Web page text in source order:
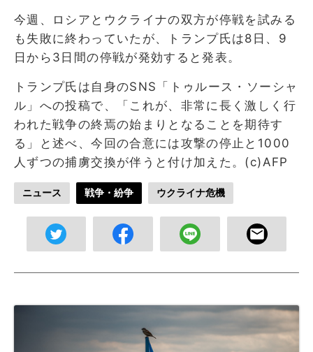
今週、ロシアとウクライナの双方が停戦を試みる
も失敗に終わっていたが、トランプ氏は8日、9
日から3日間の停戦が発効すると発表。
トランプ氏は自身のSNS「トゥルース・ソーシャ
ル」への投稿で、「これが、非常に長く激しく行
われた戦争の終焉の始まりとなることを期待す
る」と述べ、今回の合意には攻撃の停止と1000
人ずつの捕虜交換が伴うと付け加えた。(c)AFP
ニュース 戦争・紛争 ウクライナ危機